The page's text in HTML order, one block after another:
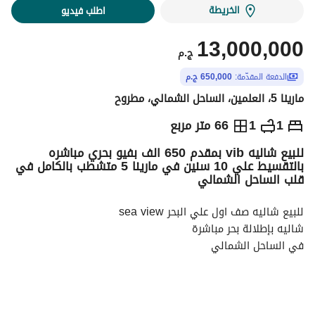
الخريطة اطلب فيديو
ج.م 13,000,000
الدفعة المقدّمة: 650,000 ج.م
مارينا 5، العلمين، الساحل الشمالي، مطروح
1
1 66 متر مربع ج.م 13,000,000
التفاصيل الاتجاهات والمؤشرات رهن عقاري
للبيع شاليه vib بمقدم 650 الف بفيو بحري مباشره
بالتقسيط علي 10 سنين في مارينا 5 متشطب بالكامل في
قلب الساحل الشمالي
للبيع شاليه صف اول علي البحر sea view
شاليه بإطلالة بحر مباشرة
في الساحل الشمالي